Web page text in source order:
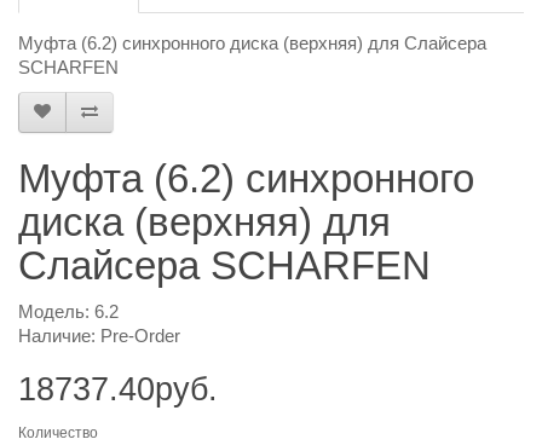
Муфта (6.2) синхронного диска (верхняя) для Слайсера
SCHARFEN
Муфта (6.2) синхронного
диска (верхняя) для
Слайсера SCHARFEN
Модель: 6.2
Наличие: Pre-Order
18737.40руб.
Количество